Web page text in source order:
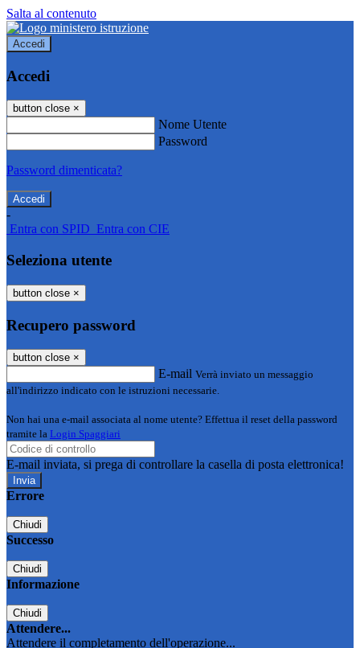
Salta al contenuto
Accedi
Accedi
button close ×
Nome Utente
Password
Password dimenticata?
-
Entra con SPID Entra con CIE
Seleziona utente
button close ×
Recupero password
button close ×
E-mail Verrà inviato un messaggio
all'indirizzo indicato con le istruzioni necessarie.
Non hai una e-mail associata al nome utente? Effettua il reset della password
tramite la Login Spaggiari
E-mail inviata, si prega di controllare la casella di posta elettronica!
Errore
Chiudi
Successo
Chiudi
Informazione
Chiudi
Attendere...
Attendere il completamento dell'operazione...